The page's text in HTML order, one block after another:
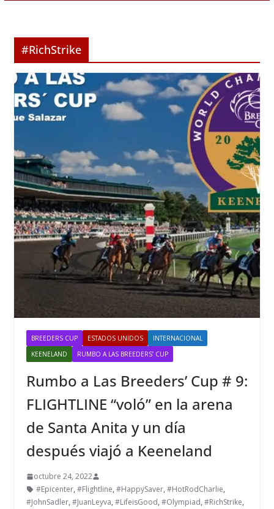
#RichStrike
BREEDERS CUP ESTADOS UNIDOS
INTERNACIONAL
KEENELAND
RUMBO A LAS BREEDERS’ CUP
Rumbo a Las Breeders’ Cup # 9:
FLIGHTLINE “voló” en la arena
de Santa Anita y un día
después viajó a Keeneland
octubre 24, 2022
#Epicenter, #Flightline, #HappySaver, #HotRodCharlie,
#JohnSadler, #JuanLeyva, #LifeisGood, #Olympiad, #RichStrike,